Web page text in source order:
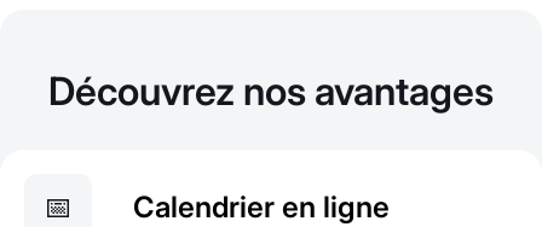
Découvrez nos avantages
📅 Calendrier en ligne